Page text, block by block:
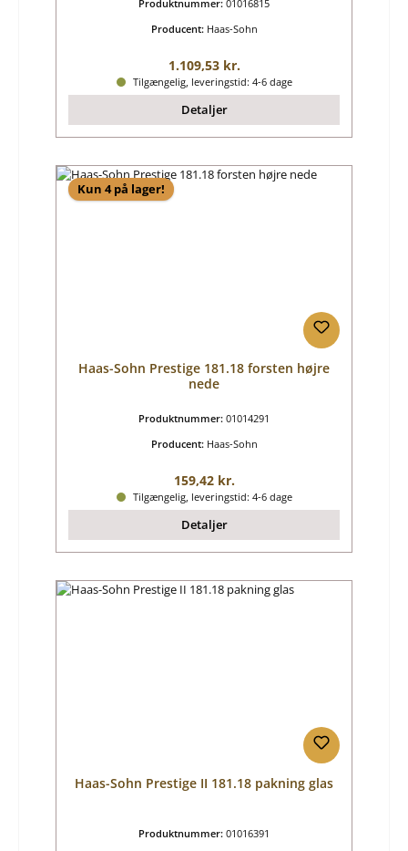
Produktnummer: 01016815
Producent: Haas-Sohn
Almindelig pris:
1.109,53 kr.
Tilgængelig, leveringstid: 4-6 dage
Detaljer
Kun 4 på lager!
Haas-Sohn Prestige 181.18 forsten højre
nede
Produktnummer: 01014291
Producent: Haas-Sohn
Almindelig pris:
159,42 kr.
Tilgængelig, leveringstid: 4-6 dage
Detaljer
Haas-Sohn Prestige II 181.18 pakning glas
Produktnummer: 01016391